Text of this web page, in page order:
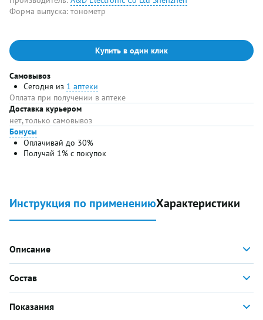
Форма выпуска: тонометр
Купить в один клик
Самовывоз
Сегодня из 1 аптеки
Оплата при получении в аптеке
Доставка курьером
нет, только самовывоз
Бонусы
Оплачивай до 30%
Получай 1% с покупок
Инструкция по применениюХарактеристики
Описание
Состав
Показания